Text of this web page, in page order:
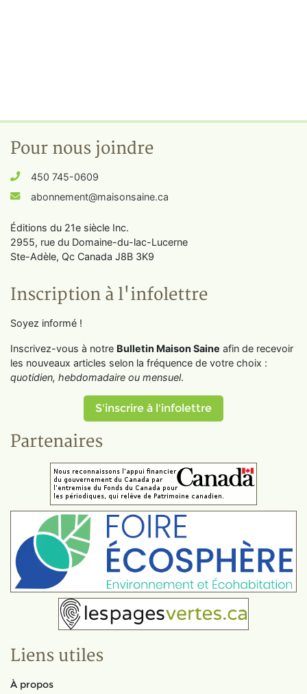
Pour nous joindre
450 745-0609
abonnement@maisonsaine.ca
Éditions du 21e siècle Inc.
2955, rue du Domaine-du-lac-Lucerne
Ste-Adèle, Qc Canada J8B 3K9
Inscription à l'infolettre
Soyez informé !
Inscrivez-vous à notre Bulletin Maison Saine afin de recevoir
les nouveaux articles selon la fréquence de votre choix :
quotidien, hebdomadaire ou mensuel.
S'inscrire à l'infolettre
Partenaires
Liens utiles
À propos